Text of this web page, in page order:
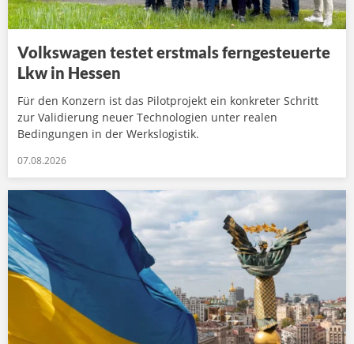
Volkswagen testet erstmals ferngesteuerte
Lkw in Hessen
Für den Konzern ist das Pilotprojekt ein konkreter Schritt
zur Validierung neuer Technologien unter realen
Bedingungen in der Werkslogistik.
07.08.2026